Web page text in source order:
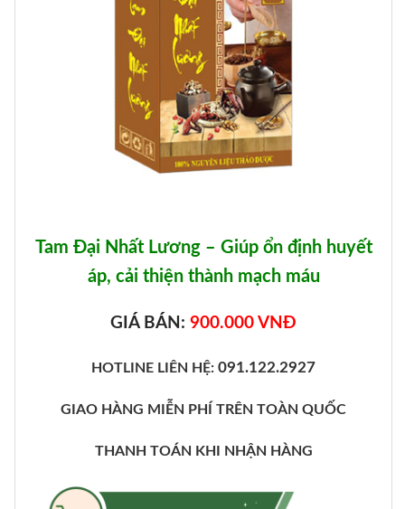
Tam Đại Nhất Lương – Giúp ổn định huyết
áp, cải thiện thành mạch máu
GIÁ BÁN: 900.000 VNĐ
HOTLINE LIÊN HỆ: 091.122.2927
GIAO HÀNG MIỄN PHÍ TRÊN TOÀN QUỐC
THANH TOÁN KHI NHẬN HÀNG